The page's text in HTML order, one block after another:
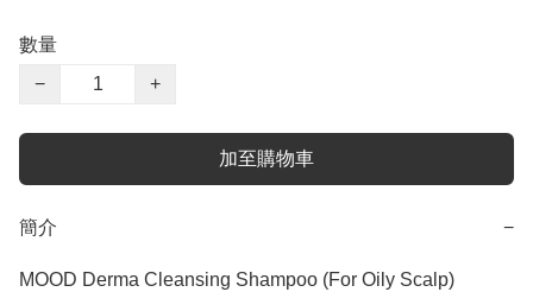
數量
−
+
加至購物車
簡介 −
MOOD Derma Cleansing Shampoo (For Oily Scalp)